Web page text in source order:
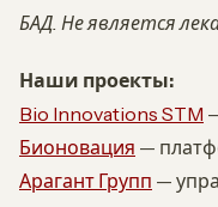
БАД. Не является
Наши проекты:
Bio Innovations STM
Бионовация —
Арагант Групп —